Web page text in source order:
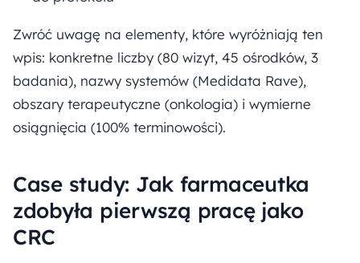
Zwróć uwagę na elementy, które wyróżniają ten
wpis: konkretne liczby (80 wizyt, 45 ośrodków, 3
badania), nazwy systemów (Medidata Rave),
obszary terapeutyczne (onkologia) i wymierne
osiągnięcia (100% terminowości).
Case study: Jak farmaceutka
zdobyła pierwszą pracę jako
CRC